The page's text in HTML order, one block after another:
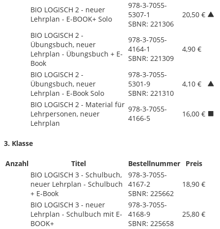
BIO LOGISCH 2 - neuer
Lehrplan - E-BOOK+ Solo
978-3-7055-
5307-1
SBNR: 221306
20,50 €
BIO LOGISCH 2 -
Übungsbuch, neuer
Lehrplan - Übungsbuch + E-
Book
978-3-7055-
4164-1
SBNR: 221309
4,90 €
BIO LOGISCH 2 -
Übungsbuch, neuer
Lehrplan - E-Book Solo
978-3-7055-
5301-9
SBNR: 221310
4,10 €
BIO LOGISCH 2 - Material für
Lehrpersonen, neuer
Lehrplan
978-3-7055-
4166-5
16,00 €
3. Klasse
Anzahl Titel Bestellnummer
Preis
BIO LOGISCH 3 - Schulbuch,
neuer Lehrplan - Schulbuch
+ E-Book
978-3-7055-
4167-2
SBNR: 225662
18,90 €
BIO LOGISCH 3 - neuer
Lehrplan - Schulbuch mit E-
BOOK+
978-3-7055-
4168-9
SBNR: 225658
25,80 €